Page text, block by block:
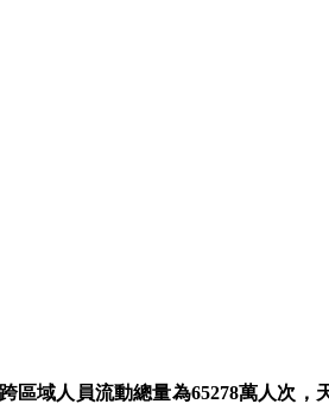
區域人員流動總量為65278萬人次，